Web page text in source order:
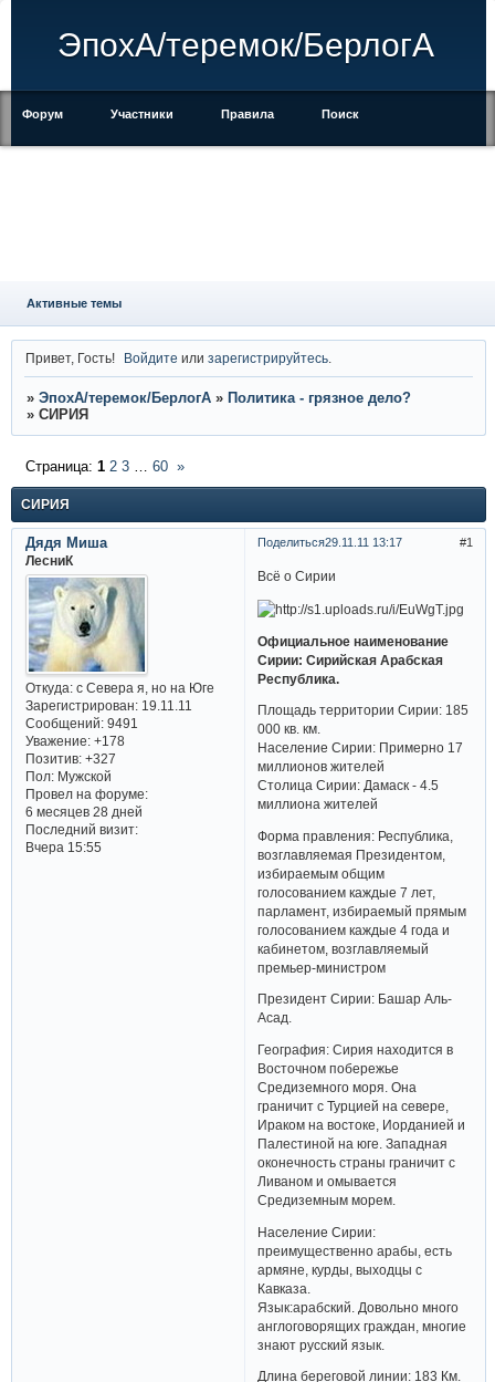
ЭпохА/теремок/БерлогА
Форум Участники Правила Поиск
Активные темы
Привет, Гость! Войдите илизарегистрируйтесь
» ЭпохА/теремок/БерлогА » Политика - грязное дело?
» СИРИЯ
СИРИЯ
Страница: 1 2 3 … 60 »
Поделиться 1
29.11.11 13:17
Дядя Миша
ЛесниК
Откуда:с Севера я, но на Юге
Зарегистрирован: 19.11.11
Сообщений:9491
Уважение: +178
Позитив: +327
Пол:Мужской
Провел на форуме:
6 месяцев 28 дней
Последний визит:
Вчера 15:55
Всё о Сирии
Официальное наименование
Сирии: Сирийская Арабская
Республика.
Площадь территории Сирии: 185
000 кв. км.
Население Сирии: Примерно 17
миллионов жителей
Столица Сирии: Дамаск - 4.5
миллиона жителей
Форма правления: Республика,
возглавляемая Президентом,
избираемым общим
голосованием каждые 7 лет,
парламент, избираемый прямым
голосованием каждые 4 года и
кабинетом, возглавляемый
премьер-министром
Президент Сирии: Башар Аль-
Асад.
География: Сирия находится в
Восточном побережье
Средиземного моря. Она
граничит с Турцией на севере,
Ираком на востоке, Иорданией и
Палестиной на юге. Западная
оконечность страны граничит с
Ливаном и омывается
Средиземным морем.
Население Сирии:
преимущественно арабы, есть
армяне, курды, выходцы с
Кавказа.
Язык:арабский. Довольно много
англоговорящих граждан, многие
знают русский язык.
Длина береговой линии: 183 Км.